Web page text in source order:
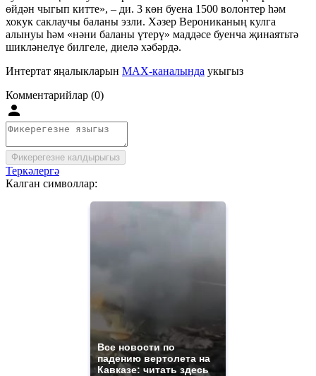
өйдән чыгып китте», – ди. 3 көн буена 1500 волонтер һәм
хокук саклаучы баланы эзли. Хәзер Верониканың кулга
алынуы һәм «нәни баланы үтерү» маддәсе буенча җинаятьтә
шикләнелүе билгеле, диелә хәбәрдә.
Интертат яңалыкларын MAX-каналында укыгыз
Комментарийлар (0)
Фикерегезне калдырыгыз
Теркәлергә
Калган символлар:
Все новости по
падению вертолета на
Кавказе: читать здесь